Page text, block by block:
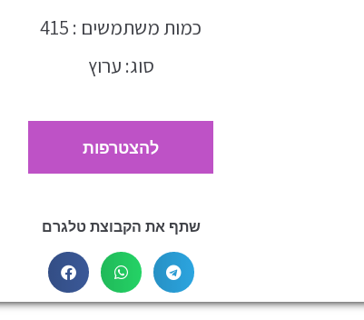
כמות משתמשים : 415
סוג: ערוץ
להצטרפות
שתף את הקבוצת טלגרם